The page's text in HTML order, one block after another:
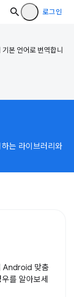
로그인
본 언어로 번역합니
는 라이브러리와
Android 맞춤
를 알아보세